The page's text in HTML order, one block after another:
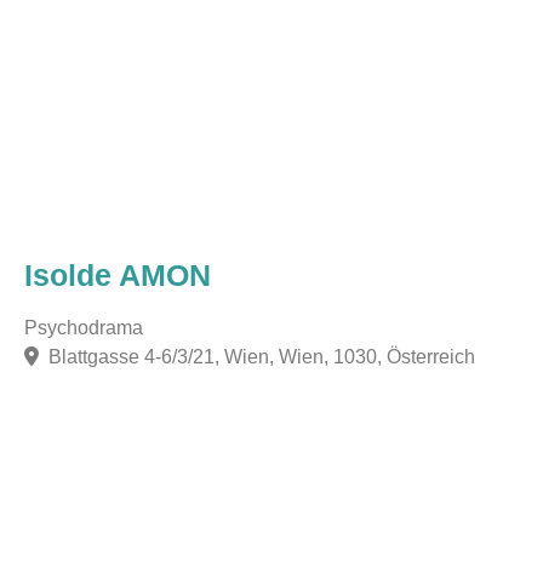
Isolde AMON
Psychodrama
Blattgasse 4-6/3/21, Wien, Wien, 1030, Österreich